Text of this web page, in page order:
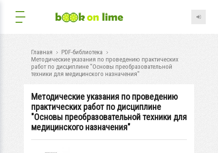
Главная
PDF-библиотека
Методические указания по проведению практических
работ по дисциплине "Основы преобразовательной
техники для медицинского назначения"
Методические указания по проведению
практических работ по дисциплине
"Основы преобразовательной техники для
медицинского назначения"